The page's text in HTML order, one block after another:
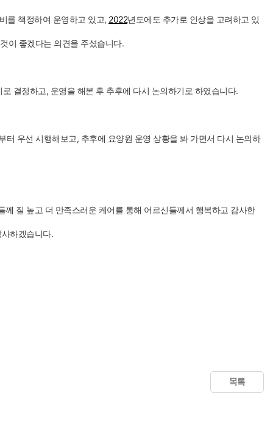
를 책정하여 운영하고 있고, 2022년도에도 추가로 인상을 고려하고 있
이 좋겠다는 의견을 주셨습니다.
결정하고, 운영을 해본 후 추후에 다시 논의하기로 하였습니다.
터 우선 시행해보고, 추후에 요양원 운영 상황을 봐 가면서 다시 논의하
질 높고 더 만족스러운 케어를 통해 어르신들께서 행복하고 감사한
하겠습니다.
목록